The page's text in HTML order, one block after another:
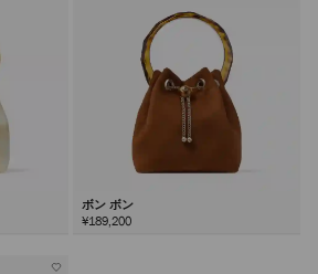
ボン ボン
¥189,200